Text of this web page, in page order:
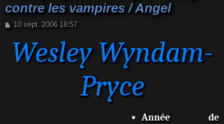
contre les vampires / Angel
M
s
10 sept. 2006 18:57
Wesley Wyndam-
Pryce
Année de